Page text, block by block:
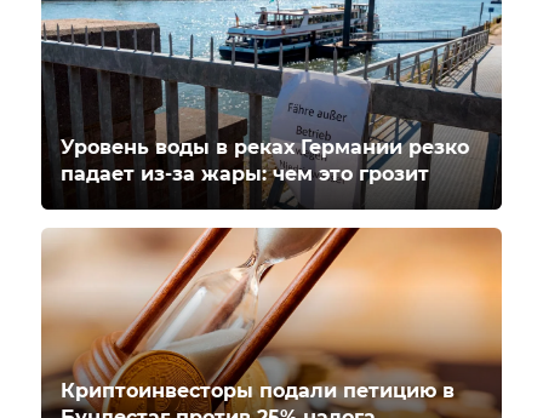
Уровень воды в реках Германии резко
падает из-за жары: чем это грозит
Криптоинвесторы подали петицию в